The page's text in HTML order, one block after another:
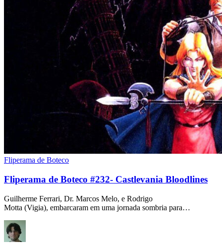
Fliperama de Boteco
Fliperama de Boteco #232- Castlevania Bloodlines
Guilherme Ferrari, Dr. Marcos Melo, e Rodrigo
Motta (Vigia), embarcaram em uma jornada sombria para…